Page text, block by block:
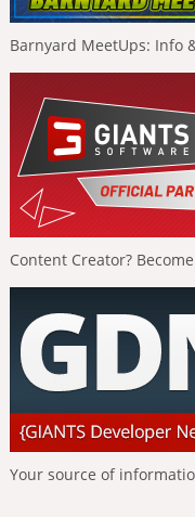
Barnyard MeetUps: Info
Content Creator?
Your source of